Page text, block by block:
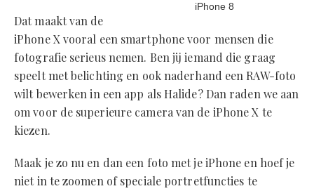
iPhone 8
Dat maakt van de
iPhone X vooral een smartphone voor mensen die
fotografie serieus nemen. Ben jij iemand die graag
speelt met belichting en ook naderhand een RAW-foto
wilt bewerken in een app als Halide? Dan raden we aan
om voor de superieure camera van de iPhone X te
kiezen.
Maak je zo nu en dan een foto met je iPhone en hoef je
niet in te zoomen of speciale portretfuncties te